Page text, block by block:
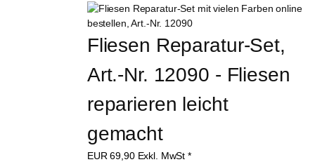
Fliesen Reparatur-Set,
Art.-Nr. 12090 - Fliesen
reparieren leicht
gemacht
EUR69,90 Exkl. MwSt *